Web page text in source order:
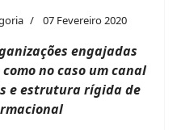
07 Fevereiro 2020
engajadas
no caso um canal
e estrutura rígida de